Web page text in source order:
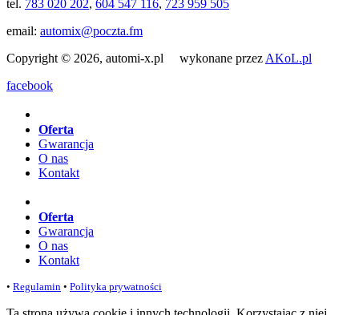
tel. 783 020 202, 604 547 116, 723 959 505
email: automix@poczta.fm
Copyright © 2026, automi-x.pl wykonane przez AKoL.pl
facebook
Oferta
Gwarancja
O nas
Kontakt
Oferta
Gwarancja
O nas
Kontakt
• Regulamin • Polityka prywatności